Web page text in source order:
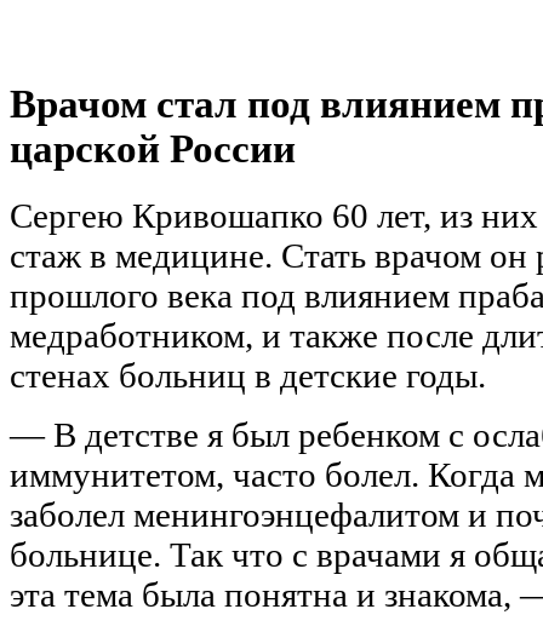
Врачом стал под влиянием
царской России
Сергею Кривошапко 60 лет, из
стаж в медицине. Стать врачом
прошлого века под влиянием
медработником, и также после
стенах больниц в детские годы.
— В детстве я был ребенком с
иммунитетом, часто болел. Когда
заболел менингоэнцефалитом и
больнице. Так что с врачами я
эта тема была понятна и знакома,